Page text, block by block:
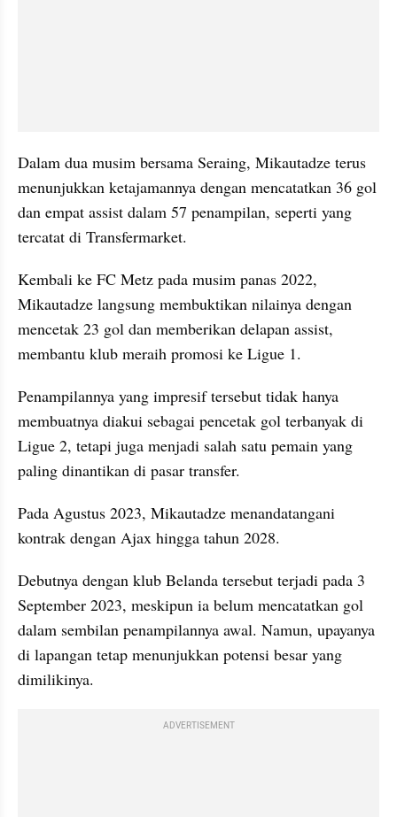
Dalam dua musim bersama Seraing, Mikautadze terus
menunjukkan ketajamannya dengan mencatatkan 36 gol
dan empat assist dalam 57 penampilan, seperti yang
tercatat di Transfermarket.
Kembali ke FC Metz pada musim panas 2022,
Mikautadze langsung membuktikan nilainya dengan
mencetak 23 gol dan memberikan delapan assist,
membantu klub meraih promosi ke Ligue 1.
Penampilannya yang impresif tersebut tidak hanya
membuatnya diakui sebagai pencetak gol terbanyak di
Ligue 2, tetapi juga menjadi salah satu pemain yang
paling dinantikan di pasar transfer.
Pada Agustus 2023, Mikautadze menandatangani
kontrak dengan Ajax hingga tahun 2028.
Debutnya dengan klub Belanda tersebut terjadi pada 3
September 2023, meskipun ia belum mencatatkan gol
dalam sembilan penampilannya awal. Namun, upayanya
di lapangan tetap menunjukkan potensi besar yang
dimilikinya.
ADVERTISEMENT